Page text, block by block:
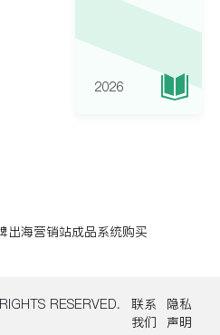
2026
出海营销站成品系统购买
RESERVED.
联系
我们
隐私
声明